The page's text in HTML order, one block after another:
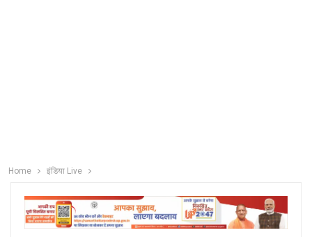
Home इंडिया Live